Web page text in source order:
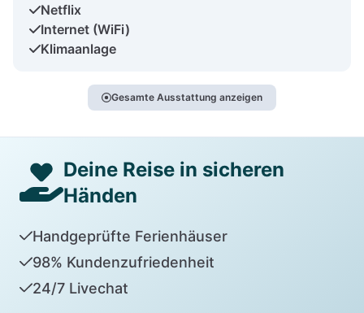
Netflix
Internet (WiFi)
Klimaanlage
Gesamte Ausstattung anzeigen
Deine Reise in sicheren
Händen
Handgeprüfte Ferienhäuser
98% Kundenzufriedenheit
24/7 Livechat